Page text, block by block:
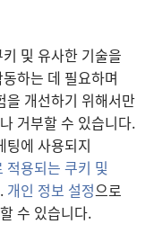
및 유사한 기술을
하는 데 필요하며
을 개선하기 위해서만
거부할 수 있습니다.
팅에 사용되지
적용되는 쿠키 및
개인 정보 설정으로
수 있습니다.
Society of Pennsylvania.
인 정보 보호 설정